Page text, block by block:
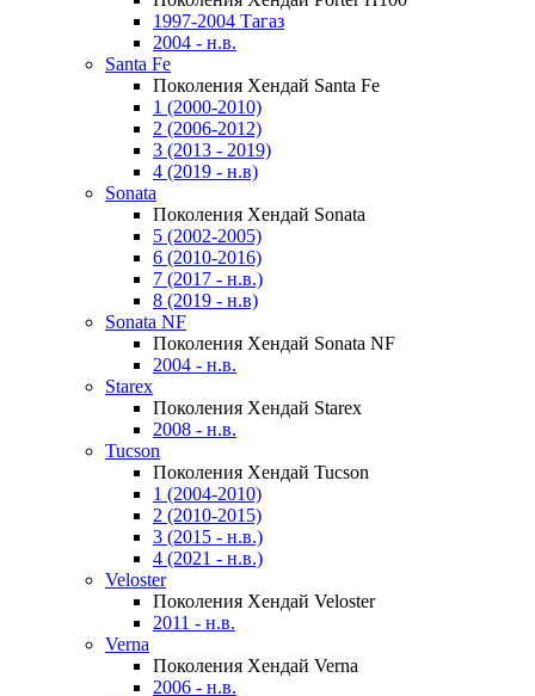
1997-2004 Тагаз
2004 - н.в.
Santa Fe
Поколения Хендай Santa Fe
1 (2000-2010)
2 (2006-2012)
3 (2013 - 2019)
4 (2019 - н.в)
Sonata
Поколения Хендай Sonata
5 (2002-2005)
6 (2010-2016)
7 (2017 - н.в.)
8 (2019 - н.в)
Sonata NF
Поколения Хендай Sonata NF
2004 - н.в.
Starex
Поколения Хендай Starex
2008 - н.в.
Tucson
Поколения Хендай Tucson
1 (2004-2010)
2 (2010-2015)
3 (2015 - н.в.)
4 (2021 - н.в.)
Veloster
Поколения Хендай Veloster
2011 - н.в.
Verna
Поколения Хендай Verna
2006 - н.в.